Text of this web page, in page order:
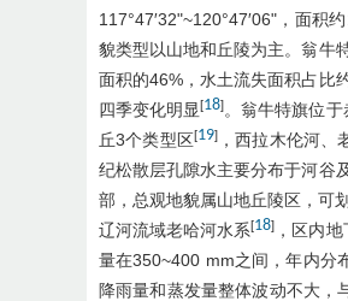
117°47′32"~120°47′06"，面
貌类型以山地和丘陵为主。翁牛
面积的46%，水土流失面积占比
四季变化明显[18]。翁牛特旗位
丘3个类型区[19]，西拉木伦河、
纪松散层孔隙水主要分布于河谷
部，总观地貌属山地丘陵区，可
辽河流域老哈河水系[18] ，区内
量在350~400 mm之间，年内分
降雨量和蒸发量整体波动不大，